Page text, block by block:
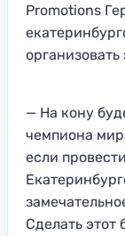
Promotions
организовать
— На кону
чемпиона
если
Сделать этот